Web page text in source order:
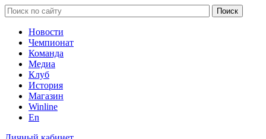
Новости
Чемпионат
Команда
Медиа
Клуб
История
Магазин
Winline
En